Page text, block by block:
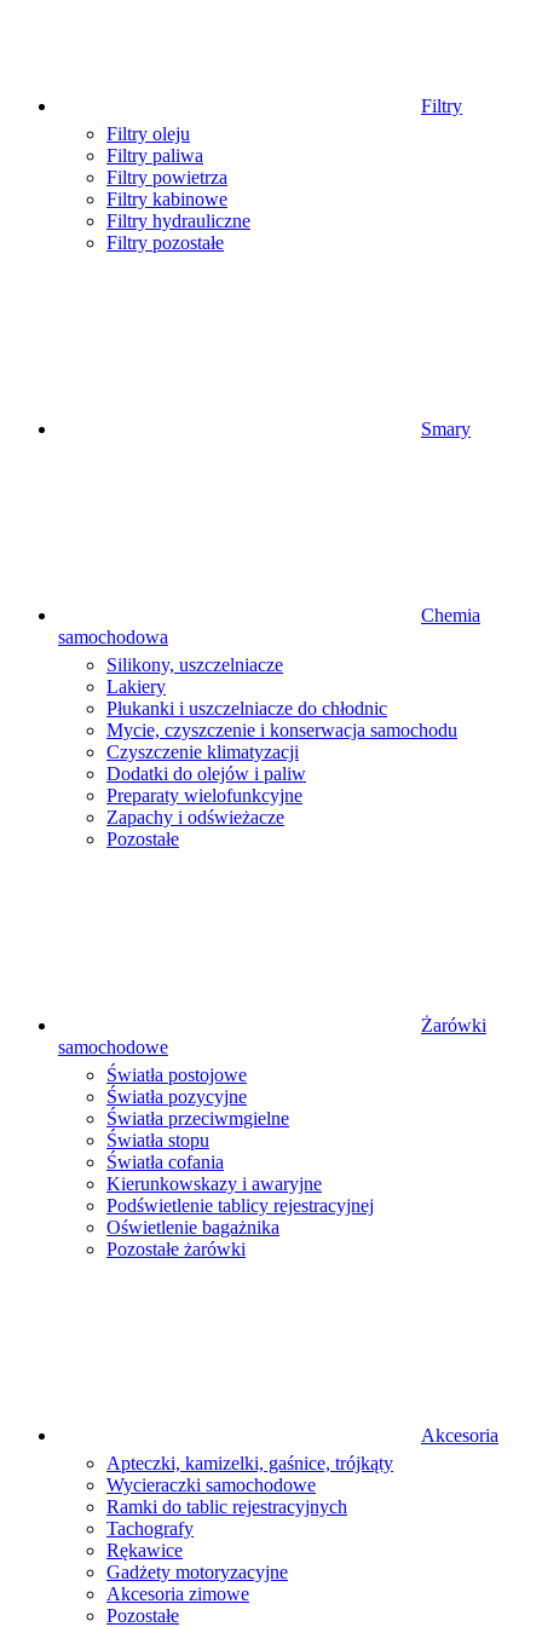
Filtry
Filtry oleju
Filtry paliwa
Filtry powietrza
Filtry kabinowe
Filtry hydrauliczne
Filtry pozostałe
Smary
Chemia
samochodowa
Silikony, uszczelniacze
Lakiery
Płukanki i uszczelniacze do chłodnic
Mycie, czyszczenie i konserwacja samochodu
Czyszczenie klimatyzacji
Dodatki do olejów i paliw
Preparaty wielofunkcyjne
Zapachy i odświeżacze
Pozostałe
Żarówki
samochodowe
Światła postojowe
Światła pozycyjne
Światła przeciwmgielne
Światła stopu
Światła cofania
Kierunkowskazy i awaryjne
Podświetlenie tablicy rejestracyjnej
Oświetlenie bagażnika
Pozostałe żarówki
Akcesoria
Apteczki, kamizelki, gaśnice, trójkąty
Wycieraczki samochodowe
Ramki do tablic rejestracyjnych
Tachografy
Rękawice
Gadżety motoryzacyjne
Akcesoria zimowe
Pozostałe